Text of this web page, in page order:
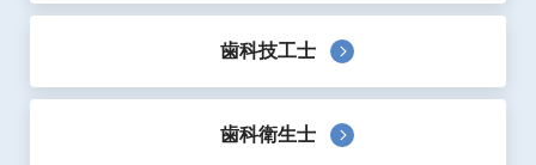
歯科技工士
歯科衛生士